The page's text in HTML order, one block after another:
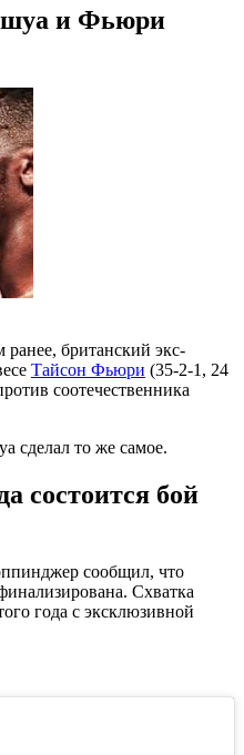
и Фьюри
ранее, британский экс-
Тайсон Фьюри (35-2-1, 24
соотечественника
сделал то же самое.
состоится бой
сообщил, что
Схватка
года с эксклюзивной